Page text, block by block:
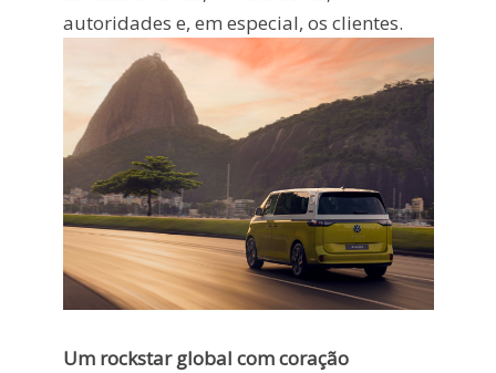
autoridades e, em especial, os clientes.
Um rockstar global com coração